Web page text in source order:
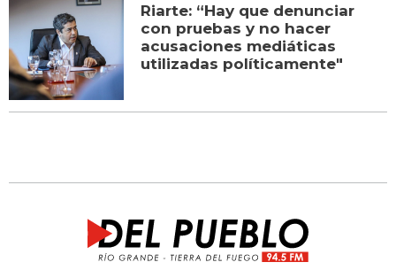
Riarte: “Hay que denunciar
con pruebas y no hacer
acusaciones mediáticas
utilizadas políticamente"